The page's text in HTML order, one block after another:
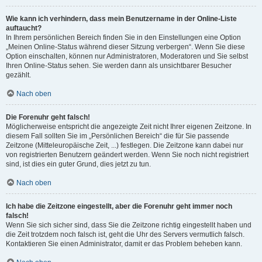
Wie kann ich verhindern, dass mein Benutzername in der Online-Liste
auftaucht?
In Ihrem persönlichen Bereich finden Sie in den Einstellungen eine Option
„Meinen Online-Status während dieser Sitzung verbergen“. Wenn Sie diese
Option einschalten, können nur Administratoren, Moderatoren und Sie selbst
Ihren Online-Status sehen. Sie werden dann als unsichtbarer Besucher
gezählt.
Nach oben
Die Forenuhr geht falsch!
Möglicherweise entspricht die angezeigte Zeit nicht Ihrer eigenen Zeitzone. In
diesem Fall sollten Sie im „Persönlichen Bereich“ die für Sie passende
Zeitzone (Mitteleuropäische Zeit, ...) festlegen. Die Zeitzone kann dabei nur
von registrierten Benutzern geändert werden. Wenn Sie noch nicht registriert
sind, ist dies ein guter Grund, dies jetzt zu tun.
Nach oben
Ich habe die Zeitzone eingestellt, aber die Forenuhr geht immer noch
falsch!
Wenn Sie sich sicher sind, dass Sie die Zeitzone richtig eingestellt haben und
die Zeit trotzdem noch falsch ist, geht die Uhr des Servers vermutlich falsch.
Kontaktieren Sie einen Administrator, damit er das Problem beheben kann.